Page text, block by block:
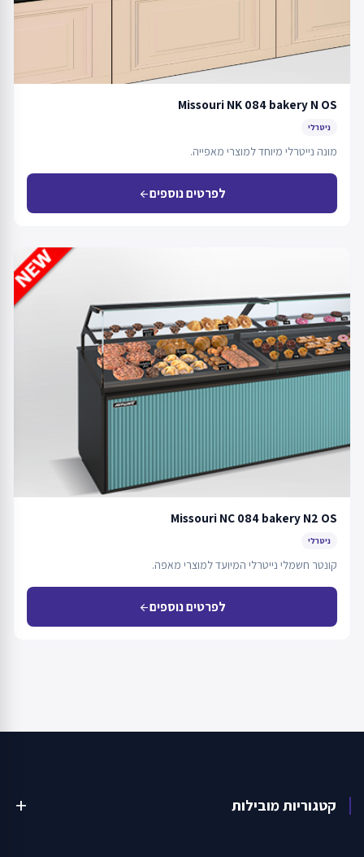
Missouri NK 084 bakery N OS
ניטרלי
מונה נייטרלי מיוחד למוצרי מאפייה.
לפרטים נוספיםarrow_back
Missouri NC 084 bakery N2 OS
ניטרלי
קונטר חשמלי נייטרלי המיועד למוצרי מאפה.
לפרטים נוספיםarrow_back
קטגוריות מובילות add